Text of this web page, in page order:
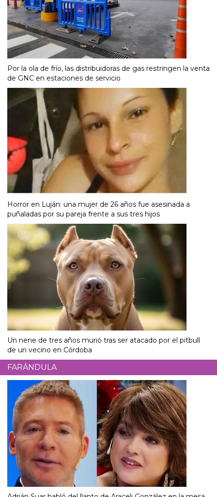
Por la ola de frío, las distribuidoras de gas restringen la venta
de GNC en estaciones de servicio
Horror en Luján: una mujer de 26 años fue asesinada a
puñaladas por su pareja frente a sus tres hijos
Un nene de tres años murió tras ser atacado por el pitbull
de un vecino en Córdoba
FARÁNDULA